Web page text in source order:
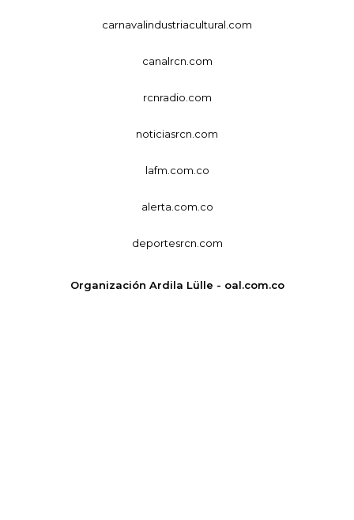
carnavalindustriacultural.com
canalrcn.com
rcnradio.com
noticiasrcn.com
lafm.com.co
alerta.com.co
deportesrcn.com
Organización Ardila Lülle - oal.com.co